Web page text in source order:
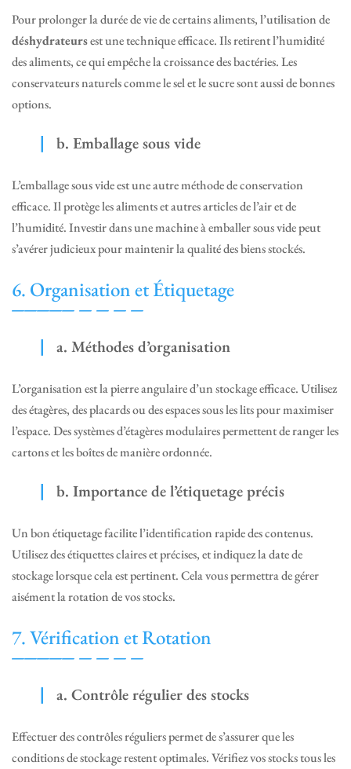
Pour prolonger la durée de vie de certains aliments, l’utilisation de
déshydrateursest une technique efficace. Ils retirent l’humidité
des aliments, ce qui empêche la croissance des bactéries. Les
conservateurs naturels comme le sel et le sucre sont aussi de bonnes
options.
b. Emballage sous vide
L’emballage sous vide est une autre méthode de conservation
efficace. Il protège les aliments et autres articles de l’air et de
l’humidité. Investir dans une machine à emballer sous vide peut
s’avérer judicieux pour maintenir la qualité des biens stockés.
6. Organisation et Étiquetage
a. Méthodes d’organisation
L’organisation est la pierre angulaire d’un stockage efficace. Utilisez
des étagères, des placards ou des espaces sous les lits pour maximiser
l’espace. Des systèmes d’étagères modulaires permettent de ranger les
cartons et les boîtes de manière ordonnée.
b. Importance de l’étiquetage précis
Un bon étiquetage facilite l’identification rapide des contenus.
Utilisez des étiquettes claires et précises, et indiquez la date de
stockage lorsque cela est pertinent. Cela vous permettra de gérer
aisément la rotation de vos stocks.
7. Vérification et Rotation
a. Contrôle régulier des stocks
Effectuer des contrôles réguliers permet de s’assurer que les
conditions de stockage restent optimales. Vérifiez vos stocks tous les